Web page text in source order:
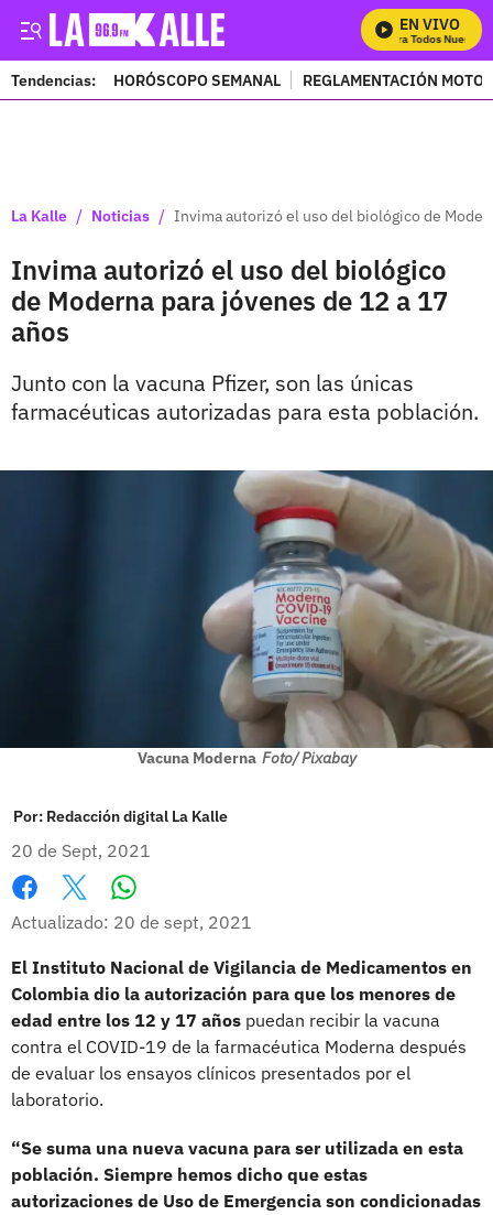
EN VIVO
Mira Todos Nuestros
Tendencias: HORÓSCOPO SEMANAL REGLAMENTACIÓN
La Kalle / Noticias / Invima autorizó el uso del biológico de
Invima autorizó el uso del biológico
de Moderna para jóvenes de 12 a 17
años
Junto con la vacuna Pfizer, son las únicas
farmacéuticas autorizadas para esta población.
Vacuna Moderna Foto/ Pixabay
Por: Redacción digital La Kalle
20 de Sept, 2021
Facebook
X
Actualizado: 20 de sept, 2021
El Instituto Nacional de Vigilancia de Medicamentos en
Colombia dio la autorización para que los menores de
edad entre los 12 y 17 años puedan recibir la vacuna
contra el COVID-19 de la farmacéutica Moderna después
de evaluar los ensayos clínicos presentados por el
laboratorio.
“Se suma una nueva vacuna para ser utilizada en esta
población. Siempre hemos dicho que estas
autorizaciones de Uso de Emergencia son condicionadas